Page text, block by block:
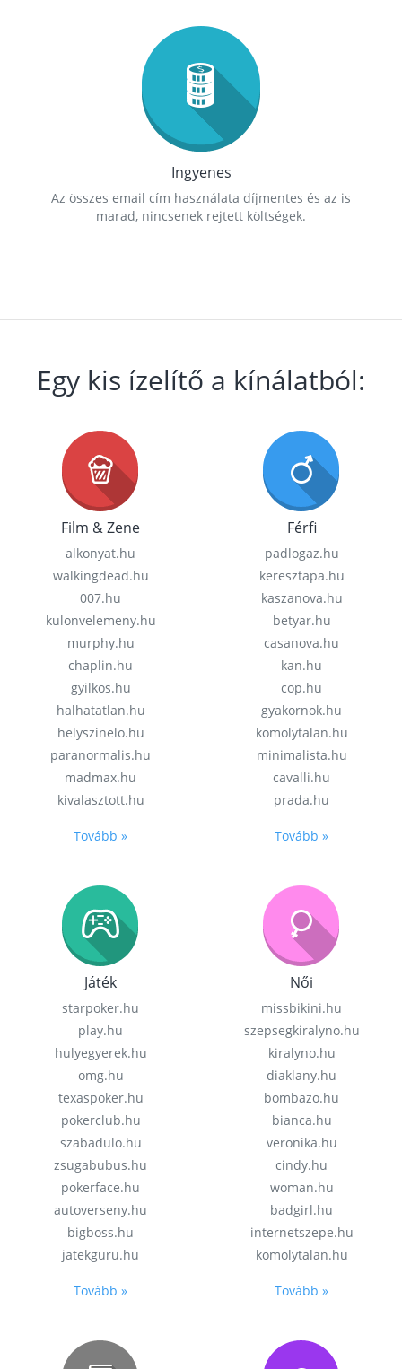
Ingyenes
Az összes email cím használata díjmentes és az is
marad, nincsenek rejtett költségek.
Egy kis ízelítő a kínálatból:
Film & Zene
alkonyat.hu
walkingdead.hu
007.hu
kulonvelemeny.hu
murphy.hu
chaplin.hu
gyilkos.hu
halhatatlan.hu
helyszinelo.hu
paranormalis.hu
madmax.hu
kivalasztott.hu
Tovább »
Férfi
padlogaz.hu
keresztapa.hu
kaszanova.hu
betyar.hu
casanova.hu
kan.hu
cop.hu
gyakornok.hu
komolytalan.hu
minimalista.hu
cavalli.hu
prada.hu
Tovább »
Játék
starpoker.hu
play.hu
hulyegyerek.hu
omg.hu
texaspoker.hu
pokerclub.hu
szabadulo.hu
zsugabubus.hu
pokerface.hu
autoverseny.hu
bigboss.hu
jatekguru.hu
Tovább »
Női
missbikini.hu
szepsegkiralyno.hu
kiralyno.hu
diaklany.hu
bombazo.hu
bianca.hu
veronika.hu
cindy.hu
woman.hu
badgirl.hu
internetszepe.hu
komolytalan.hu
Tovább »